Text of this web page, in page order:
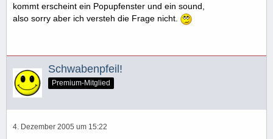
kommt erscheint ein Popupfenster und ein sound,
also sorry aber ich versteh die Frage nicht.
Schwabenpfeil!
Premium-Mitglied
4. Dezember 2005 um 15:22